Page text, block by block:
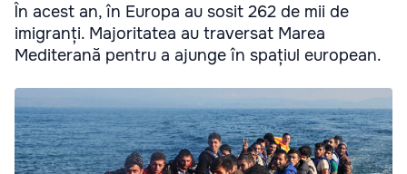
În acest an, în Europa au sosit 262 de mii de
imigranți. Majoritatea au traversat Marea
Mediterană pentru a ajunge în spațiul european.